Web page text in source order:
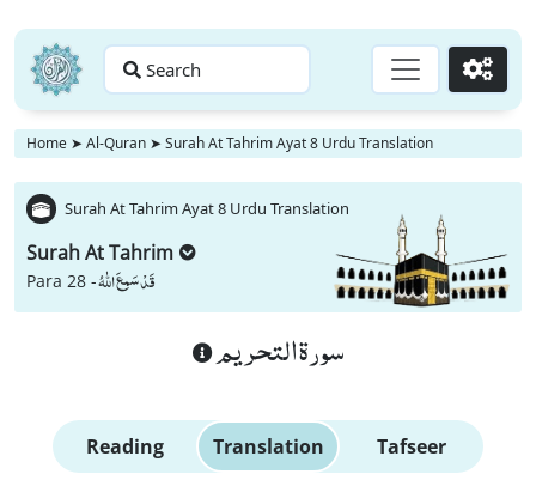
Search Go
Home ➤ Al-Quran ➤ Surah At Tahrim Ayat 8 Urdu Translation
Surah At Tahrim Ayat 8 Urdu Translation
Surah At Tahrim
Para 28 -قَدْ سَمِعَ اللّٰهُ
سورة التحريم
Reading Translation Tafseer